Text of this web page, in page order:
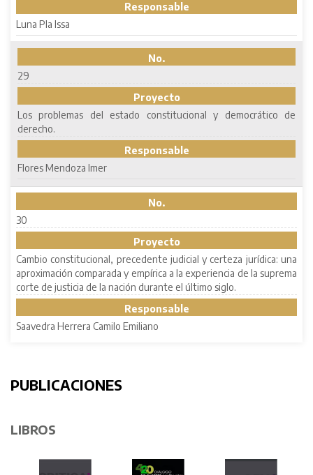
Responsable
Luna Pla Issa
No.
29
Proyecto
Los problemas del estado constitucional y democrático de
derecho.
Responsable
Flores Mendoza Imer
No.
30
Proyecto
Cambio constitucional, precedente judicial y certeza jurídica: una
aproximación comparada y empírica a la experiencia de la suprema
corte de justicia de la nación durante el último siglo.
Responsable
Saavedra Herrera Camilo Emiliano
PUBLICACIONES
LIBROS